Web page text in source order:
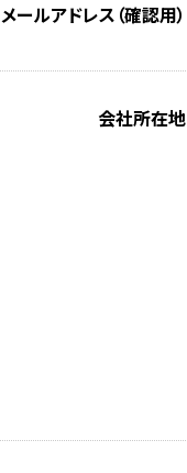
メールアドレス（確認用）
会社所在地